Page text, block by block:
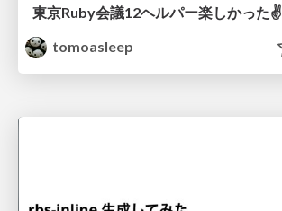
東京Ruby会議12ヘルパー楽しかった✌
tomoasleep